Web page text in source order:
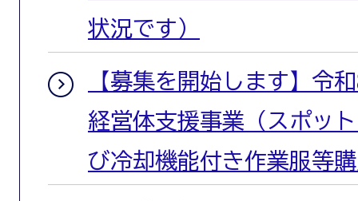
状況です）
【募集を開始します】令
経営体支援事業（スポッ
び冷却機能付き作業服等